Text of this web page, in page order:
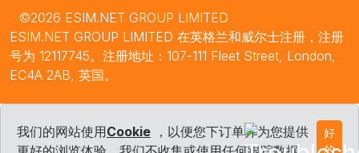
©2026 ESIM.NET GROUP LIMITED
ESIM.NET GROUP LIMITED 在英格兰和威尔士注册，注册
号为 12117745。注册地址：107-111 Fleet Street, London,
EC4A 2AB, 英国。
我们的网站使用Cookie ，以便您下订单并为您提供
好
的